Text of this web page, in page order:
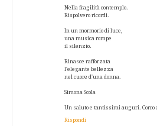
Nella fragilità contemplo.
Rispolvero ricordi.
In un mormorio di luce,
una musica rompe
il silenzio.
Rinasce rafforzata
l'elegante bellezza
nel cuore d'una donna.
Simona Scola
Un saluto e tantissimi auguri. Corro
Rispondi